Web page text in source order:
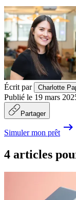
Écrit par Charlotte
Publié le 19 mars
Partager
Simuler mon prêt
4 articles